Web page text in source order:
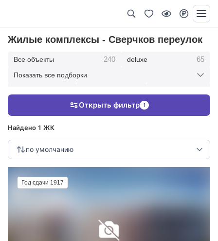
Жилые комплексы - Сверчков переулок
Все объекты 240 deluxe 65
123 клубные дома
Показать все подборки
Найдено 1 ЖК
по умолчанию
Открыть фильтр 1
Год сдачи 1917